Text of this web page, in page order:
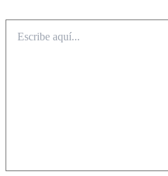
aquí...